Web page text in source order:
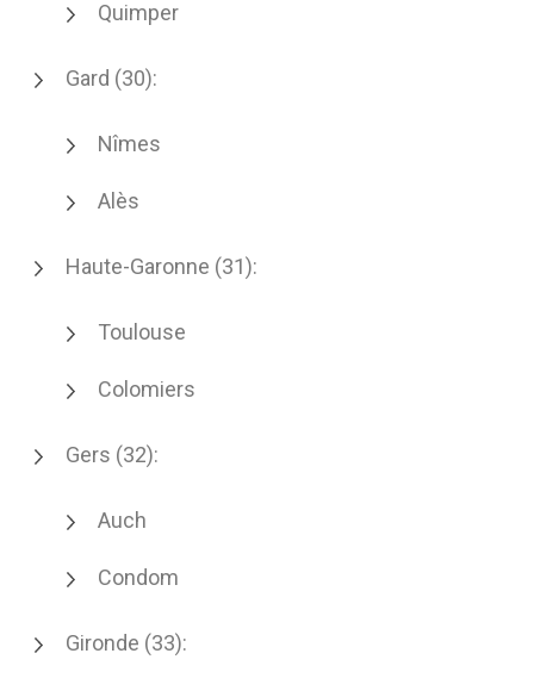
Quimper
Gard (30):
Nîmes
Alès
Haute-Garonne (31):
Toulouse
Colomiers
Gers (32):
Auch
Condom
Gironde (33):